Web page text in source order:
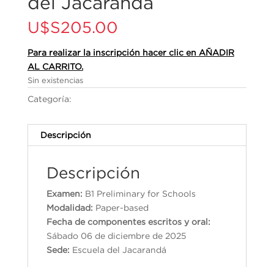
U$S205.00
Para realizar la inscripción hacer clic en AÑADIR
AL CARRITO.
Sin existencias
Categoría:
Descripción
Descripción
Examen: B1 Preliminary for Schools
Modalidad: Paper-based
Fecha de componentes escritos y oral:
Sábado 06 de diciembre de 2025
Sede: Escuela del Jacarandá